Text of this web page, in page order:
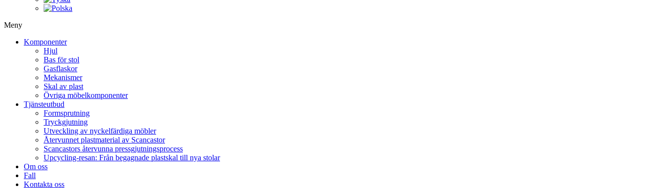
Meny
Komponenter
Hjul
Bas för stol
Gasflaskor
Mekanismer
Skal av plast
Övriga möbelkomponenter
Tjänsteutbud
Formsprutning
Tryckgjutning
Utveckling av nyckelfärdiga möbler
Återvunnet plastmaterial av Scancastor
Scancastors återvunna pressgjutningsprocess
Upcycling-resan: Från begagnade plastskal till nya stolar
Om oss
Fall
Kontakta oss